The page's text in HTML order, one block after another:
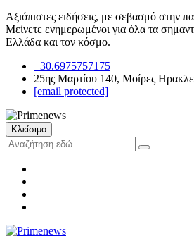
Αξιόπιστες ειδήσεις, με σεβασμό στην
Μείνετε ενημερωμένοι για όλα τα
Ελλάδα και τον κόσμο.
+30.6975757175
25ης Μαρτίου 140, Μοίρες
[email protected]
Κλείσιμο